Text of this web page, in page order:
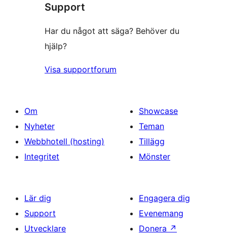
Support
Har du något att säga? Behöver du
hjälp?
Visa supportforum
Om
Nyheter
Webbhotell (hosting)
Integritet
Showcase
Teman
Tillägg
Mönster
Lär dig
Support
Utvecklare
Engagera dig
Evenemang
Donera ↗